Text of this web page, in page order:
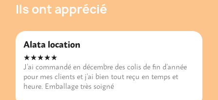
Ils ont apprécié
Alata location
★★★★★
J’ai commandé en décembre des colis de fin d’année
pour mes clients et j’ai bien tout reçu en temps et
heure. Emballage très soigné